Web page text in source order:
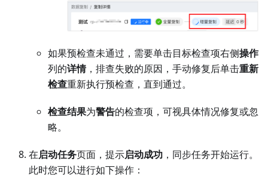
如果预检查未通过，需要单击目标检查项右侧操作
列的详情，排查失败的原因，手动修复后单击重新
检查重新执行预检查，直到通过。
检查结果为警告的检查项，可视具体情况修复或忽
略。
在启动任务页面，提示启动成功 ，同步任务开始运行。
此时您可以进行如下操作：